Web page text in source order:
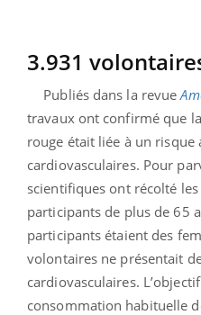
3.931
Publiés dans la revue
travaux ont confirmé que
rouge était liée à un risque
cardiovasculaires. Pour
scientifiques ont récolté
participants de plus de 65
participants étaient des
volontaires ne présentait
cardiovasculaires.
consommation habituelle